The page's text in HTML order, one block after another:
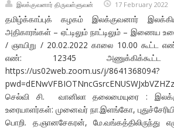
இலக்குவனார் திருவள்ளுவன் 17 February 2022
தமிழ்க்காப்புக் கழகம் இலக்குவனார்
அதிகாரங்கள் – ஏட்டிலும் நாட்டிலும் – இணைய
/ ஞாயிறு / 20.02.2022 காலை 10.00 கூட்ட
எண்: 12345
https://us02web.zoom.us/j/8641368094?
செல்வி சி. வானிலா தலைமையுரை :
உரையாளர்கள்: முனைவர் நா.இளங்கோ,
பொறி. த.ஞானசேகரன், மே.வங்கத்திலிருந்து